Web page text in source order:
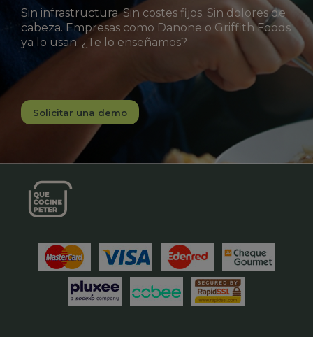
Sin infrastructura. Sin costes fijos. Sin dolores de
cabeza. Empresas como Danone o Griffith Foods
ya lo usan. ¿Te lo enseñamos?
Solicitar una demo